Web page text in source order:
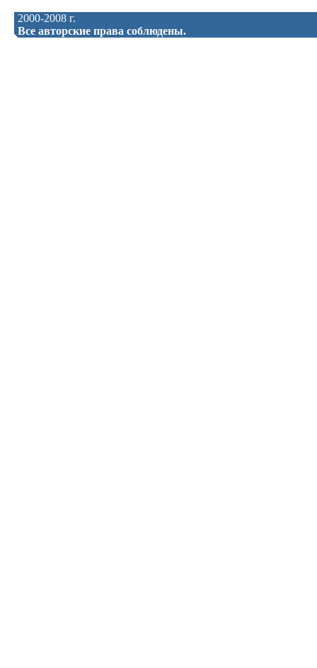
2000-2008 г.
Все авторские права соблюдены.